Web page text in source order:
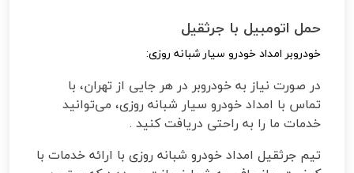
حمل اتومبیل با جرثقیل
خودروبر امداد خودرو سیار شبانه روزی:
در صورت نیاز به خودروبر در هر جایی از تهران، با
تماس با امداد خودرو سیار شبانه روزی، می‌توانید
خدمات ما را به راحتی دریافت کنید .
تیم جرثقیل امداد خودرو شبانه روزی با ارائه خدمات با